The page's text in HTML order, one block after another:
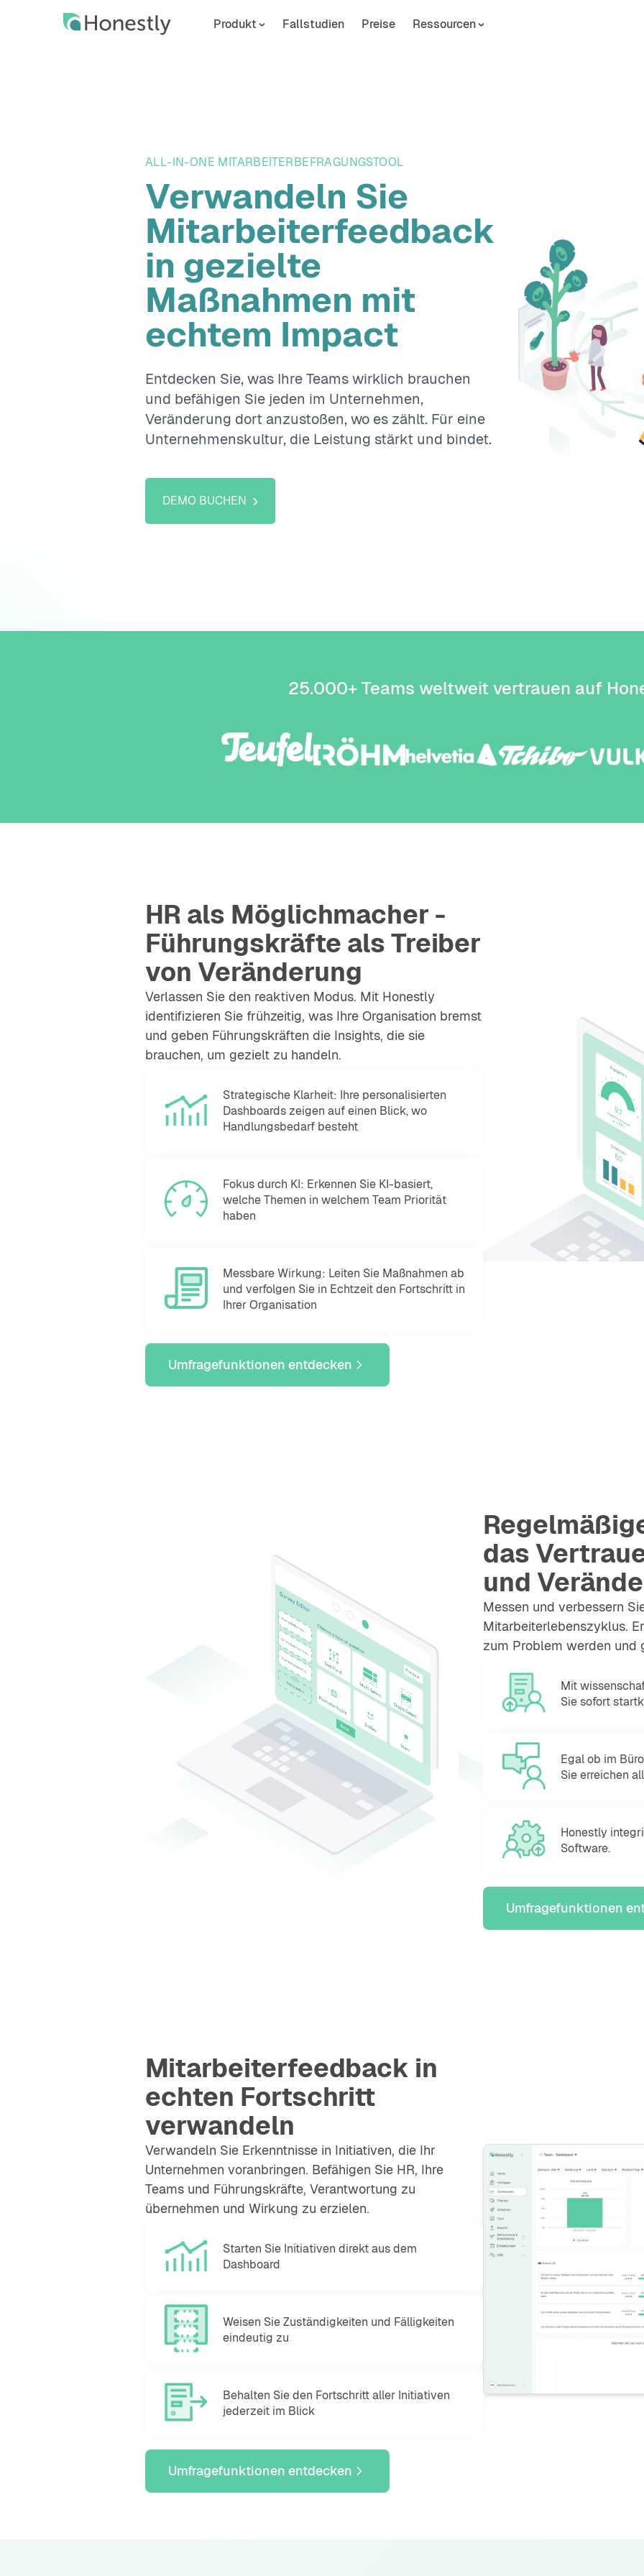
Produkt Fallstudien Preise Ressourcen
ALL-IN-ONE MITARBEITERBEFRAGUNGSTOOL
Verwandeln Sie
Mitarbeiterfeedback
in gezielte
Maßnahmen mit
echtem Impact
Entdecken Sie, was Ihre Teams wirklich brauchen
und befähigen Sie jeden im Unternehmen,
Veränderung dort anzustoßen, wo es zählt. Für eine
Unternehmenskultur, die Leistung stärkt und bindet.
DEMO BUCHEN ›
25.000+ Teams weltweit vertrauen auf
HR als Möglichmacher -
Führungskräfte als Treiber
von Veränderung
Verlassen Sie den reaktiven Modus. Mit Honestly
identifizieren Sie frühzeitig, was Ihre Organisation bremst
und geben Führungskräften die Insights, die sie
brauchen, um gezielt zu handeln.
Strategische Klarheit: Ihre personalisierten
Dashboards zeigen auf einen Blick, wo
Handlungsbedarf besteht
Fokus durch KI: Erkennen Sie KI-basiert,
welche Themen in welchem Team Priorität
haben
Messbare Wirkung: Leiten Sie Maßnahmen ab
und verfolgen Sie in Echtzeit den Fortschritt in
Ihrer Organisation
Umfragefunktionen entdecken
das
und
Messen und verbessern
Mitarbeiterlebenszyklus.
zum Problem werden und
Mit
Sie sofort
Egal ob im
Sie erreichen
Honestly
Software.
Umfragefunktionen
Mitarbeiterfeedback in
echten Fortschritt
verwandeln
Verwandeln Sie Erkenntnisse in Initiativen, die Ihr
Unternehmen voranbringen. Befähigen Sie HR, Ihre
Teams und Führungskräfte, Verantwortung zu
übernehmen und Wirkung zu erzielen.
Starten Sie Initiativen direkt aus dem
Dashboard
Weisen Sie Zuständigkeiten und Fälligkeiten
eindeutig zu
Behalten Sie den Fortschritt aller Initiativen
jederzeit im Blick
Umfragefunktionen entdecken